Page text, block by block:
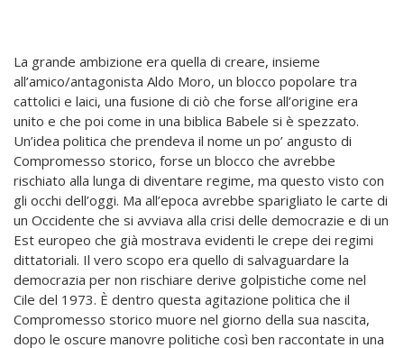
La grande ambizione era quella di creare, insieme
all’amico/antagonista Aldo Moro, un blocco popolare tra
cattolici e laici, una fusione di ciò che forse all’origine era
unito e che poi come in una biblica Babele si è spezzato.
Un’idea politica che prendeva il nome un po’ angusto di
Compromesso storico, forse un blocco che avrebbe
rischiato alla lunga di diventare regime, ma questo visto con
gli occhi dell’oggi. Ma all’epoca avrebbe sparigliato le carte di
un Occidente che si avviava alla crisi delle democrazie e di un
Est europeo che già mostrava evidenti le crepe dei regimi
dittatoriali. Il vero scopo era quello di salvaguardare la
democrazia per non rischiare derive golpistiche come nel
Cile del 1973. È dentro questa agitazione politica che il
Compromesso storico muore nel giorno della sua nascita,
dopo le oscure manovre politiche così ben raccontate in una